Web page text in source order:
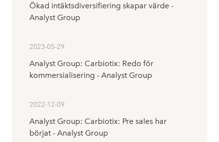
Ökad intäktsdiversifiering skapar värde -
Analyst Group
2023-05-29
Analyst Group: Carbiotix: Redo för
kommersialisering - Analyst Group
2022-12-09
Analyst Group: Carbiotix: Pre sales har
börjat - Analyst Group